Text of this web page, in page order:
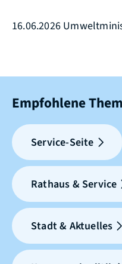
16.06.2026
Empfohlene
Service-Seite
Rathaus & Service
Stadt & Aktuelles